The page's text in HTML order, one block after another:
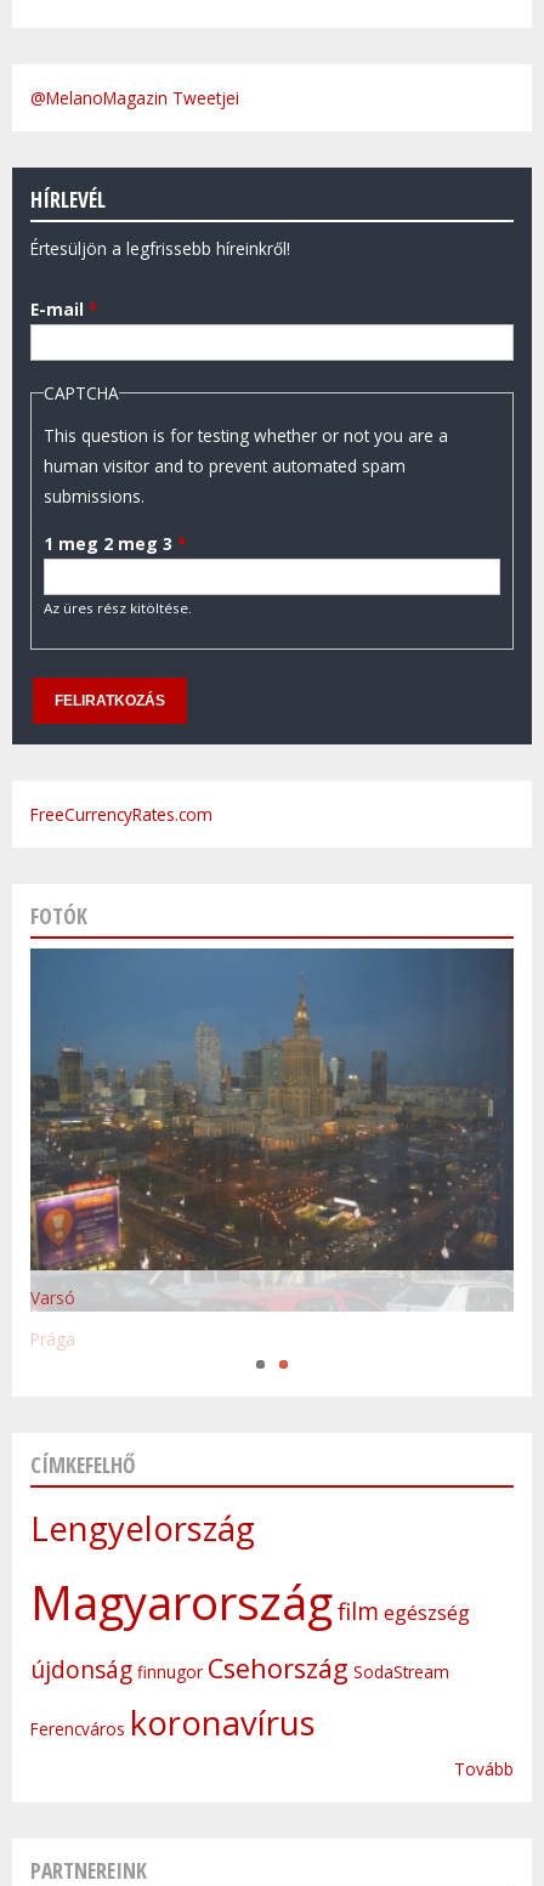
@MelanoMagazin Tweetjei
HÍRLEVÉL
Értesüljön a legfrissebb híreinkről!
E-mail *
CAPTCHA
This question is for testing whether or not you are a
human visitor and to prevent automated spam
submissions.
1 meg 2 meg 3 *
Az üres rész kitöltése.
FreeCurrencyRates.com
FOTÓK
Prága
Varsó
CÍMKEFELHŐ
Lengyelország
Magyarországfilm egészség
újdonság finnugor Csehország SodaStream
Ferencváros koronavírus
Tovább
PARTNEREINK